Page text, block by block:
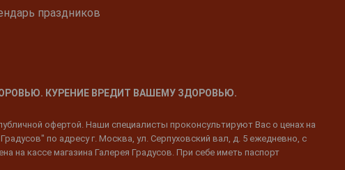
праздников
КУРЕНИЕ ВРЕДИТ ВАШЕМУ ЗДОРОВЬЮ.
офертой. Наши специалисты проконсультируют Вас о ценах на
по адресу г. Москва, ул. Серпуховский вал, д. 5 ежедневно, с
на кассе магазина Галерея Градусов. При себе иметь паспорт